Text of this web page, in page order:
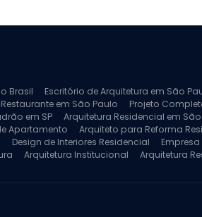
Brasil
Escritório de Arquitetura em São
em São Paulo
Projeto
em SP
Arquitetura Residencial em
Apartamento
Arquiteto para Reforma
Design de Interiores Residencial
Arquitetura Institucional Arquitetura